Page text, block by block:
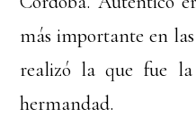
más importante en
realizó la que fue
hermandad.